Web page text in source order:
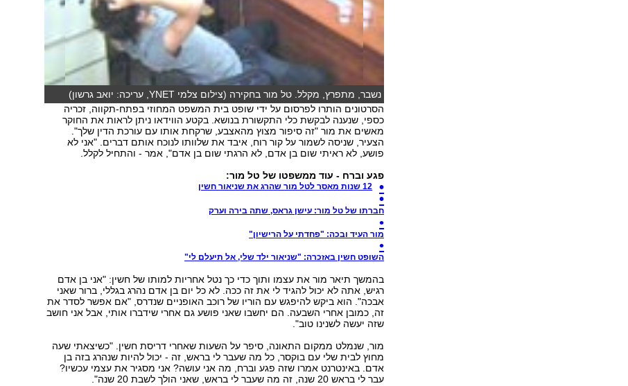
נשבר, מתפרץ, מקלל. טל מור בחקירה (צילום צלמי YNET, עריכה: יואב גרשון)
הסרטונים הותרו לפרסום על ידי שופט בית המשפט המחוזי בפתח-תקווה, זכריה
כספי, שנענה לבקשת כלי התקשורת בנושא. בקטע הווידאו ניתן לראות את החוקר
מאשים את מור "זה סיפור מצוץ מהאצבע, שרקחת אותו עם עורכת הדין שלך".
הצעיר, שניסה לשמור על קור רוח, איבד את שלוותו לנוכח אותם דברים. "אני לא
פושע, לא ראיתי שום בן אדם, לא הרגתי שום בן אדם", אמר - והתחיל לקלל.
פגע וברח - עוד ממשפטו של טל מור:
12 שנות מאסר לטל מור שהרג את שניאור חשין
חברתו של טל מור: עישן גראס, שתה בירה וערק
מור העיד ובכה: "פחדתי על הרישיון"
השופט חשין באזכרה: "שניאור ילד שלי, אל תיעלם לי"
בהמשך תיאר מור את עצמו ותוך כדי כך נטל אחריות למותו של חשין: "אני בן אדם
רגיש, אתה לא יכול להגיד לי את זה ככה. לא כל יום בן אדם נהרג בגללי, ברור שאני
אבכה". הוא ביקש להיפגש עם הוריו של רוכב האופניים שנדרס, "אם אפשר לסדר את
זה, כמובן אחרי השבעה. הם יחשבו שאני פושע גם אחרי שידברו אותי, אבל אני חושב
שזה יעשה לשנינו טוב".
מור, שנמלט ממקום התאונה, סיפר על השעות שאחרי דריסת חשין. "כשיצאתי שעה
מחוץ לבית שלי עם בוקסר, כל מה שעבר לי בראש, זה - יכול להיות שנהרג בזה בן
אדם. באינטרנט אמרו שזה פגע וברח, מה אני עושה? אני מסגיר את עצמי עכשיו?
עבר לי בראש 20 שנה, זה מה שעבר לי בראש, שאני הולך לשבת 20 שנה".